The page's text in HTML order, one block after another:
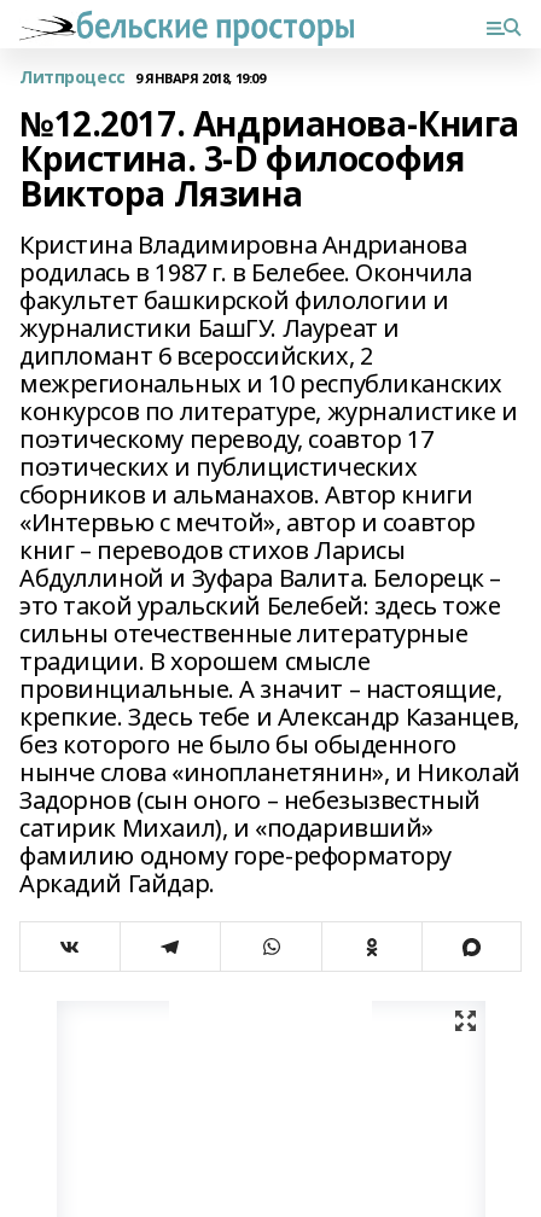
Литпроцесс 9 ЯНВАРЯ 2018, 19:09
№12.2017. Андрианова-Книга
Кристина. 3-D философия
Виктора Лязина
Кристина Владимировна Андрианова
родилась в 1987 г. в Белебее. Окончила
факультет башкирской филологии и
журналистики БашГУ. Лауреат и
дипломант 6 всероссийских, 2
межрегиональных и 10 республиканских
конкурсов по литературе, журналистике и
поэтическому переводу, соавтор 17
поэтических и публицистических
сборников и альманахов. Автор книги
«Интервью с мечтой», автор и соавтор
книг – переводов стихов Ларисы
Абдуллиной и Зуфара Валита. Белорецк –
это такой уральский Белебей: здесь тоже
сильны отечественные литературные
традиции. В хорошем смысле
провинциальные. А значит – настоящие,
крепкие. Здесь тебе и Александр Казанцев,
без которого не было бы обыденного
нынче слова «инопланетянин», и Николай
Задорнов (сын оного – небезызвестный
сатирик Михаил), и «подаривший»
фамилию одному горе-реформатору
Аркадий Гайдар.